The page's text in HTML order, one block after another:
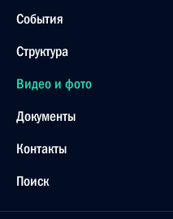
События
Структура
Видео и фото
Документы
Контакты
Поиск